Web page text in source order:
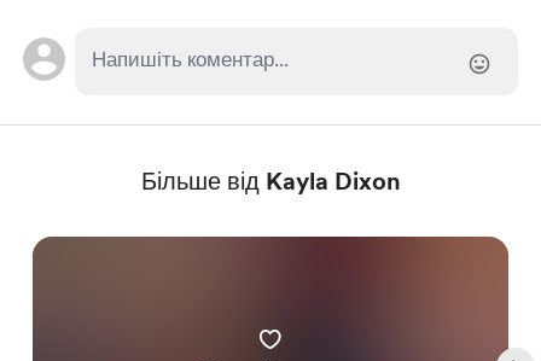
Більше від Kayla Dixon